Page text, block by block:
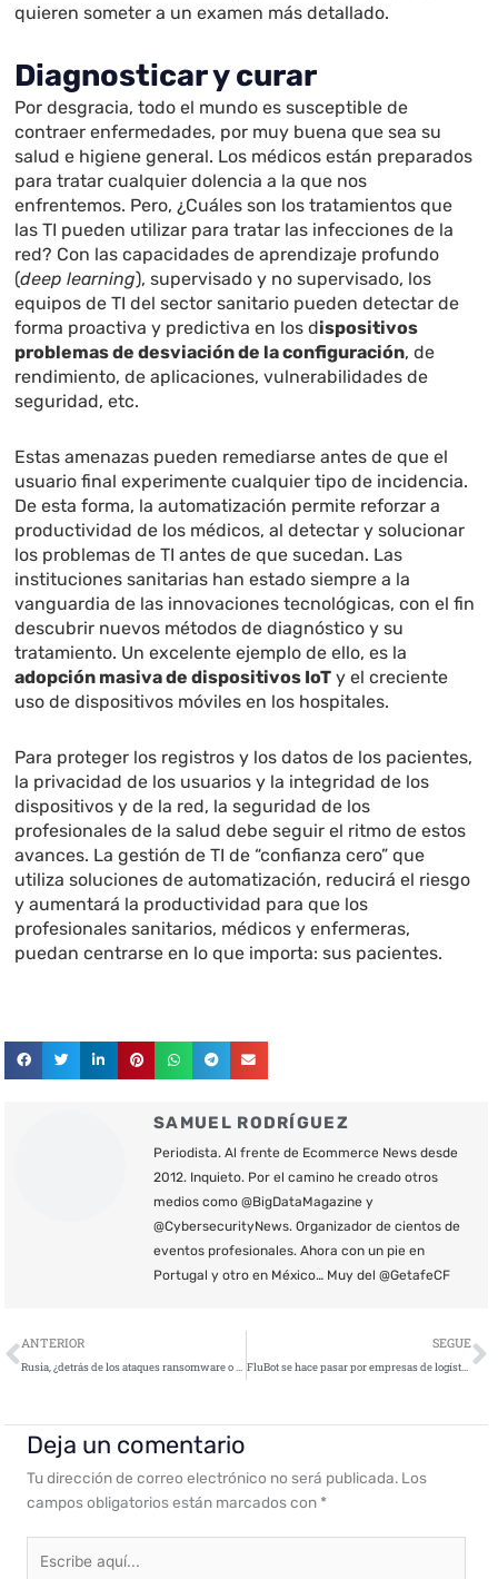
quieren someter a un examen más detallado.
Diagnosticar y curar
Por desgracia, todo el mundo es susceptible de
contraer enfermedades, por muy buena que sea su
salud e higiene general. Los médicos están preparados
para tratar cualquier dolencia a la que nos
enfrentemos. Pero, ¿Cuáles son los tratamientos que
las TI pueden utilizar para tratar las infecciones de la
red? Con las capacidades de aprendizaje profundo
(deep learning), supervisado y no supervisado, los
equipos de TI del sector sanitario pueden detectar de
forma proactiva y predictiva en los dispositivos
problemas de desviación de la configuración, de
rendimiento, de aplicaciones, vulnerabilidades de
seguridad, etc.
Estas amenazas pueden remediarse antes de que el
usuario final experimente cualquier tipo de incidencia.
De esta forma, la automatización permite reforzar a
productividad de los médicos, al detectar y solucionar
los problemas de TI antes de que sucedan. Las
instituciones sanitarias han estado siempre a la
vanguardia de las innovaciones tecnológicas, con el fin
descubrir nuevos métodos de diagnóstico y su
tratamiento. Un excelente ejemplo de ello, es la
adopción masiva de dispositivos IoT y el creciente
uso de dispositivos móviles en los hospitales.
Para proteger los registros y los datos de los pacientes,
la privacidad de los usuarios y la integridad de los
dispositivos y de la red, la seguridad de los
profesionales de la salud debe seguir el ritmo de estos
avances. La gestión de TI de “confianza cero” que
utiliza soluciones de automatización, reducirá el riesgo
y aumentará la productividad para que los
profesionales sanitarios, médicos y enfermeras,
puedan centrarse en lo que importa: sus pacientes.
SAMUEL RODRÍGUEZ
Periodista. Al frente de Ecommerce News desde
2012. Inquieto. Por el camino he creado otros
medios como @BigDataMagazine y
@CybersecurityNews. Organizador de cientos de
eventos profesionales. Ahora con un pie en
Portugal y otro en México… Muy del @GetafeCF
Ant
ANTERIOR SEGUE
Deja un comentario
Tu dirección de correo electrónico no será publicada. Los
campos obligatorios están marcados con *
aquí...